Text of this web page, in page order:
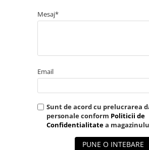
Mesaj*
Email
Sunt de acord cu prelucrarea
personale conform Politicii de
Confidentialitatea
PUNE O INTEBARE